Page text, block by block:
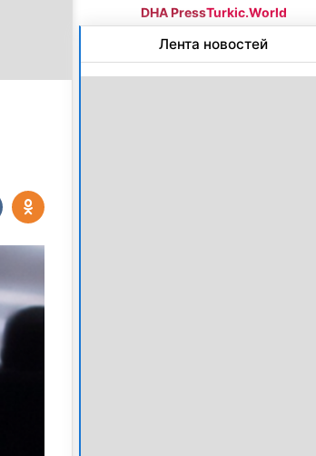
DHA PressTurkic.World
Лента новостей